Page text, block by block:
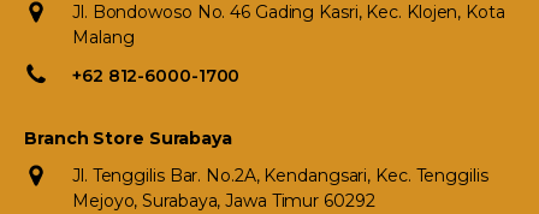
Jl. Bondowoso No. 46 Gading Kasri, Kec. Klojen, Kota
Malang
+62 812-6000-1700
Branch Store Surabaya
Jl. Tenggilis Bar. No.2A, Kendangsari, Kec. Tenggilis
Mejoyo, Surabaya, Jawa Timur 60292